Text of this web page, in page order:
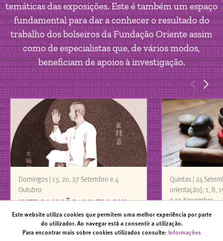
temáticas das exposições. Este é também um espaço
fundamental para dar a conhecer o resultado do
trabalho dos bolseiros da Fundação Oriente assim
como de especialistas que, de vários modos,
beneficiam de apoios à investigação.
< >
Domingos | 13, 20, 27 Setembro e 4
Outubro
SEMINÁRIO
Quintas | 24
orientação]; 1, 8,
e 19 Novembro
Dia de prática de
Este website utiliza cookies que permitem uma melhor experiência por parte
do utilizador. Ao navegar está a consentir a utilização.
Para encontrar mais sobre cookies utilizados consulte:
Informações